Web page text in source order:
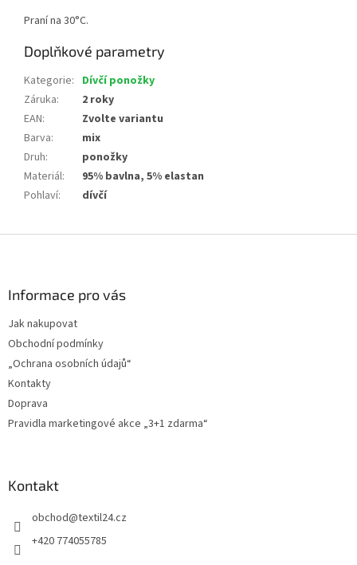
Praní na 30°C.
Doplňkové parametry
Kategorie: Dívčí ponožky
Záruka:
2 roky
EAN:
Zvolte variantu
Barva:
mix
Druh:
ponožky
Materiál:
95% bavlna, 5% elastan
Pohlaví: dívčí
Informace pro vás
Jak nakupovat
Obchodní podmínky
„Ochrana osobních údajů“
Kontakty
Doprava
Pravidla marketingové akce „3+1 zdarma“
Kontakt
obchod@textil24.cz
+420 774055785